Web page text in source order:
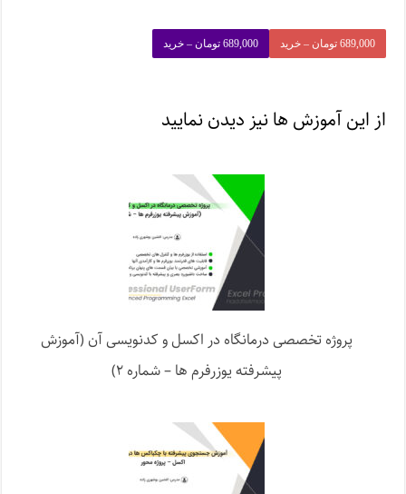
689,000 تومان – خرید
از این آموزش ها نیز دیدن نمایید
پروژه تخصصی درمانگاه در اکسل و کدنویسی آن (آموزش
پیشرفته یوزرفرم ها – شماره ۲)